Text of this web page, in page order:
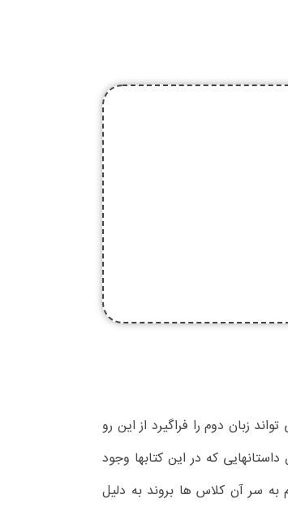
زبان دوم را فراگیرد از این رو
که در این کتابها وجود
به سر آن کلاس ها بروند به دلیل